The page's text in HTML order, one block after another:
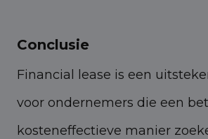
Conclusie
Financial lease is een
voor ondernemers die een
kosteneffectieve manier